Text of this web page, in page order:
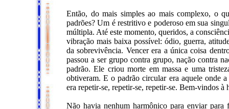
Então, do mais simples ao mais complexo, o
padrões? Um é restritivo e poderoso em sua
múltipla. Até este momento, queridos, a
vibração mais baixa possível: ódio, guerra,
da sobrevivência. Vencer era a única coisa
passou a ser grupo contra grupo, nação contra
padrão. Ele criou morte em massa e uma
obtiveram. E o padrão circular era aquele onde
era repetir-se, repetir-se, repetir-se. Bem-vindos à
Não havia nenhum harmônico para enviar